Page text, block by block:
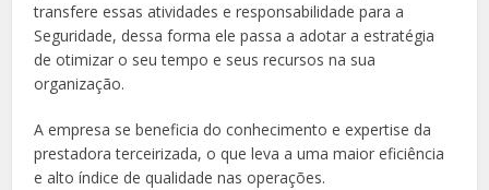
transfere essas atividades e responsabilidade para a
Seguridade, dessa forma ele passa a adotar a estratégia
de otimizar o seu tempo e seus recursos na sua
organização.
A empresa se beneficia do conhecimento e expertise da
prestadora terceirizada, o que leva a uma maior eficiência
e alto índice de qualidade nas operações.